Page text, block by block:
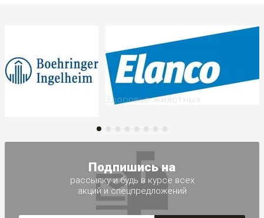
Подпишись на
рассылку и будь в курсе всех
акций и спецпредложений